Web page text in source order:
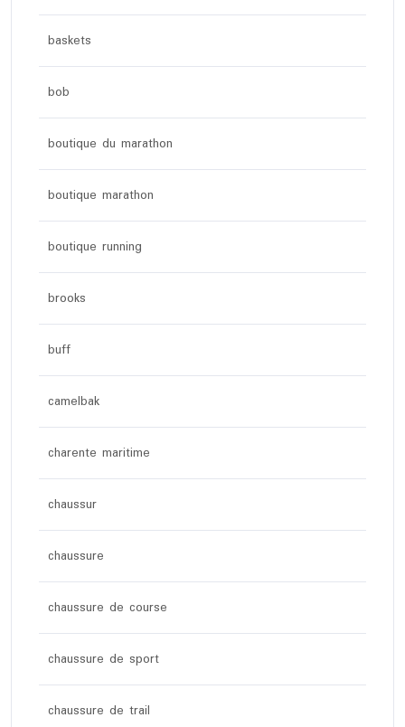
baskets
bob
boutique du marathon
boutique marathon
boutique running
brooks
buff
camelbak
charente maritime
chaussur
chaussure
chaussure de course
chaussure de sport
chaussure de trail